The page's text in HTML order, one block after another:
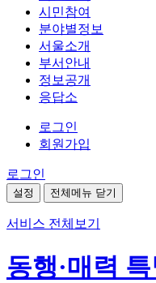
시민참여
분야별정보
서울소개
부서안내
정보공개
응답소
로그인
회원가입
로그인
설정 전체메뉴 닫기
서비스 전체보기
동행·매력